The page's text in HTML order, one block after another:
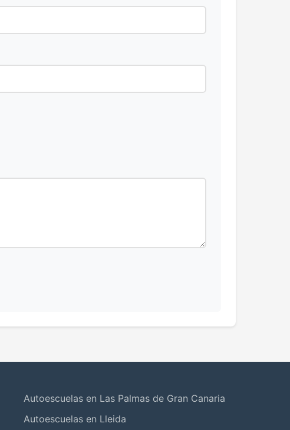
Autoescuelas en Las Palmas de Gran Canaria
Autoescuelas en Lleida